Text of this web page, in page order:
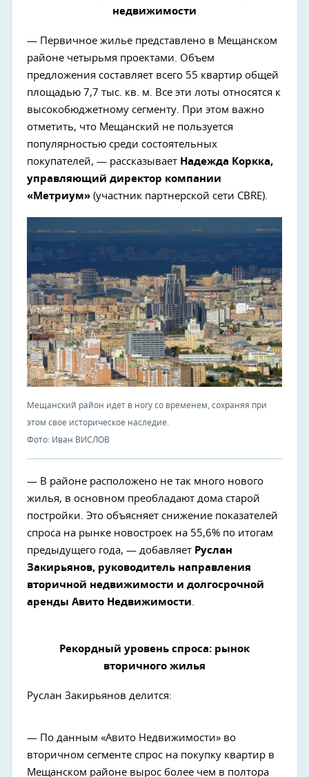
недвижимости
— Первичное жилье представлено в Мещанском
районе четырьмя проектами. Объем
предложения составляет всего 55 квартир общей
площадью 7,7 тыс. кв. м. Все эти лоты относятся к
высокобюджетному сегменту. При этом важно
отметить, что Мещанский не пользуется
популярностью среди состоятельных
покупателей, — рассказывает Надежда Коркка,
управляющий директор компании
«Метриум» (участник партнерской сети CBRE).
Мещанский район идет в ногу со временем, сохраняя при
этом свое историческое наследие.
Фото: Иван ВИСЛОВ
— В районе расположено не так много нового
жилья, в основном преобладают дома старой
постройки. Это объясняет снижение показателей
спроса на рынке новостроек на 55,6% по итогам
предыдущего года, — добавляет Руслан
Закирьянов, руководитель направления
вторичной недвижимости и долгосрочной
аренды Авито Недвижимости.
Рекордный уровень спроса: рынок
вторичного жилья
Руслан Закирьянов делится:
— По данным «Авито Недвижимости» во
вторичном сегменте спрос на покупку квартир в
Мещанском районе вырос более чем в полтора